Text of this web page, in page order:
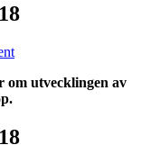
om utvecklingen av